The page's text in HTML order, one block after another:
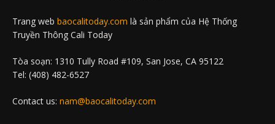
Trang web baocalitoday.com là sản phẩm của Hệ Thống
Truyền Thông Cali Today
Tòa soạn: 1310 Tully Road #109, San Jose, CA 95122
Tel: (408) 482-6527
Contact us: nam@baocalitoday.com